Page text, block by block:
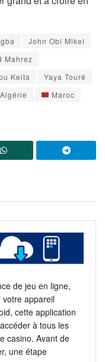
John Obi Mikel
Mahrez
Keita
Yaya Touré
Algérie
Maroc
de jeu en ligne,
votre appareil
cette application
à tous les
casino. Avant de
une étape